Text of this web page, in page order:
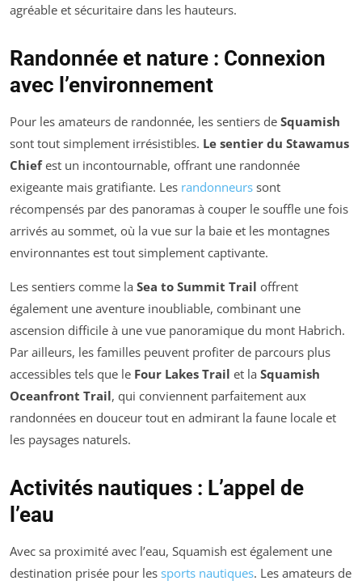
agréable et sécuritaire dans les hauteurs.
Randonnée et nature : Connexion
avec l’environnement
Pour les amateurs de randonnée, les sentiers de Squamish
sont tout simplement irrésistibles. Le sentier du Stawamus
Chiefest un incontournable, offrant une randonnée
exigeante mais gratifiante. Les randonneurs sont
récompensés par des panoramas à couper le souffle une fois
arrivés au sommet, où la vue sur la baie et les montagnes
environnantes est tout simplement captivante.
Les sentiers comme la Sea to Summit Trail offrent
également une aventure inoubliable, combinant une
ascension difficile à une vue panoramique du mont Habrich.
Par ailleurs, les familles peuvent profiter de parcours plus
accessibles tels que le Four Lakes Trail et la Squamish
Oceanfront Trail, qui conviennent parfaitement aux
randonnées en douceur tout en admirant la faune locale et
les paysages naturels.
Activités nautiques : L’appel de
l’eau
Avec sa proximité avec l’eau, Squamish est également une
destination prisée pour les sports nautiques. Les amateurs de